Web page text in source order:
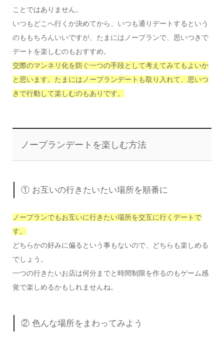
ことではありません。
いつもどこへ行くか決めてから、いつも通りデートするという
のももちろんいいですが、たまにはノープランで、思いつきで
デートを楽しむのもおすすめ。
交際のマンネリ化を防ぐ一つの手段として考えてみてもよいか
と思います。 たまにはノープランデートも取り入れて、思いつ
きで行動して楽しむのもありです。
ノープランデートを楽しむ方法
① お互いの行きたいたい場所を順番に
ノープランでもお互いに行きたい場所を交互に行くデートで
す。
どちらかの好みに偏るという事もないので、どちらも楽しめる
でしょう。
一つの行きたいお店は何分までと時間制限を作るのもゲーム感
覚で楽しめるかもしれませんね。
② 色んな場所をまわってみよう